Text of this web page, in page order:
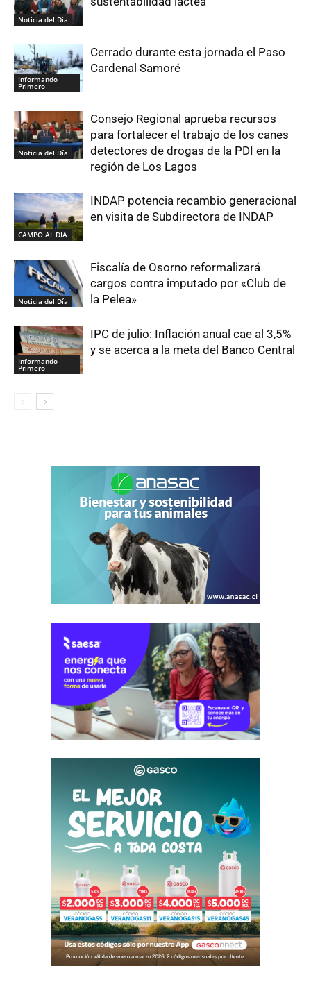
Noticia del Día
Informando
Primero
Cerrado durante esta jornada el Paso
Cardenal Samoré
Noticia del Día
Consejo Regional aprueba recursos
para fortalecer el trabajo de los canes
detectores de drogas de la PDI en la
región de Los Lagos
CAMPO AL DIA
INDAP potencia recambio generacional
en visita de Subdirectora de INDAP
Noticia del Día
Fiscalía de Osorno reformalizará
cargos contra imputado por «Club de
la Pelea»
Informando
Primero
IPC de julio: Inflación anual cae al 3,5%
y se acerca a la meta del Banco Central